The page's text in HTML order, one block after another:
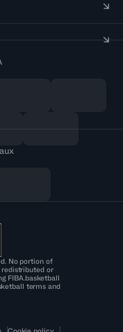
No portion of
redistributed or
FIBA.basketball
terms and